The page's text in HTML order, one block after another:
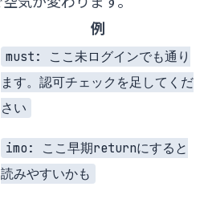
例
must: ここ未ログインでも通り
ます。認可チェックを足してくだ
さい
imo: ここ早期returnにすると
読みやすいかも